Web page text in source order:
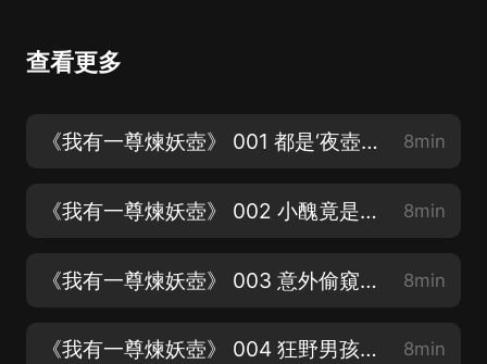
查看更多
《我有一尊煉妖壺》 001 都是‘夜壺’惹的禍【新書上架多多支持~】 8min
《我有一尊煉妖壺》 002 小醜竟是我自己【異世穿越爽文~】 8min
《我有一尊煉妖壺》 003 意外偷窺【搞笑熱血~】 8min
《我有一尊煉妖壺》 004 狂野男孩【修真逆襲~】 8min